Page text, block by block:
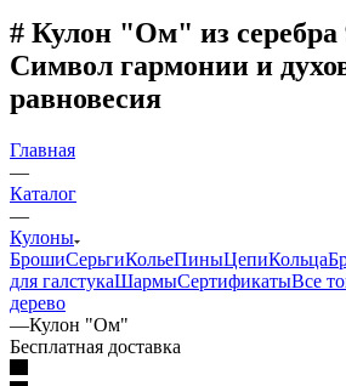
# Кулон "Ом" из серебра
Символ гармонии и
равновесия
Главная
—
Каталог
—
Кулоны
БрошиСерьгиКольеПиныЦепиКольца
для галстукаШармыСертификатыВсе
дерево
—Кулон "Ом"
Бесплатная доставка